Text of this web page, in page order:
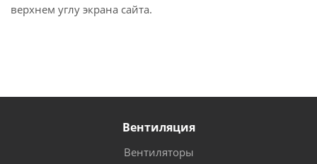
верхнем углу экрана сайта.
Вентиляция
Вентиляторы